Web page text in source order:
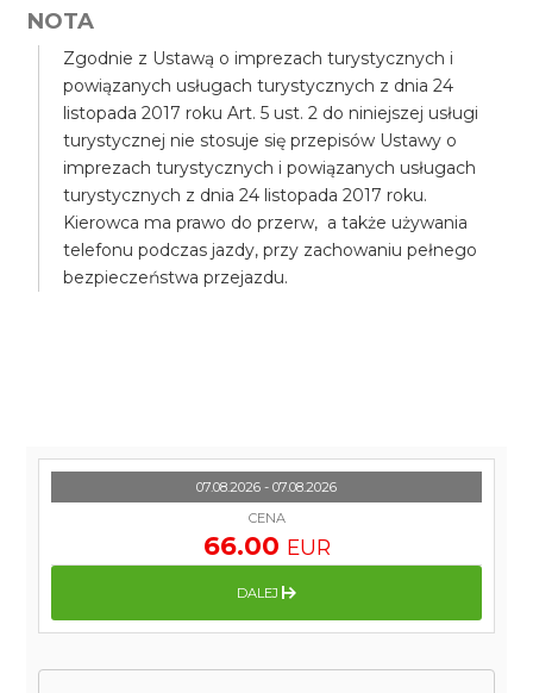
NOTA
Zgodnie z Ustawą o imprezach turystycznych i
powiązanych usługach turystycznych z dnia 24
listopada 2017 roku Art. 5 ust. 2 do niniejszej usługi
turystycznej nie stosuje się przepisów Ustawy o
imprezach turystycznych i powiązanych usługach
turystycznych z dnia 24 listopada 2017 roku.
Kierowca ma prawo do przerw, a także używania
telefonu podczas jazdy, przy zachowaniu pełnego
bezpieczeństwa przejazdu.
07.08.2026 - 07.08.2026
CENA
66.00 EUR
DALEJ